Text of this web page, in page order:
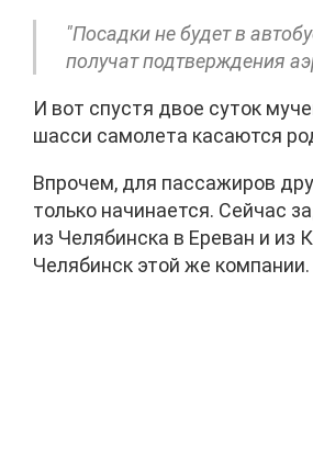
"Посадки не будет в
получат подтверждения
И вот спустя двое суток
шасси самолета касаются
Впрочем, для пассажиров
только начинается. Сейчас
из Челябинска в Ереван и из
Челябинск этой же компании.